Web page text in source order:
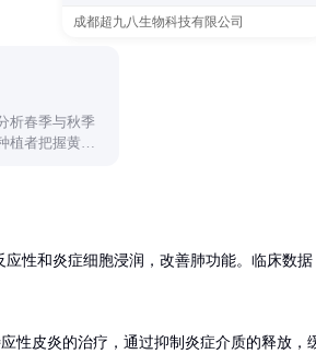
成都超九八生物科技有限公司
析春季与秋季
植者把握黄金
性和炎症细胞浸润，改善肺功能。临床数据
性皮炎的治疗，通过抑制炎症介质的释放，